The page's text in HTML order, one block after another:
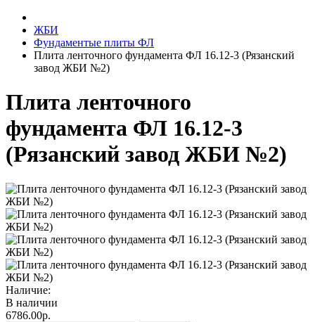
ЖБИ
Фундаментые плиты ФЛ
Плита ленточного фундамента ФЛ 16.12-3 (Рязанский
завод ЖБИ №2)
Плита ленточного
фундамента ФЛ 16.12-3
(Рязанский завод ЖБИ №2)
Наличие:
В наличии
6786.00р.